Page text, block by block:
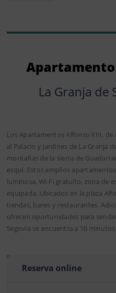
La Granja de
Los Apartamentos Alfonso XIII,
al Palacio y jardines de La Granja
montañas de la sierra de
esquí. Estos amplios
luminosa, Wi-Fi gratuito, zona de
equipada. Ubicados en la plaza
tiendas, bares y restaurantes.
ofrecen oportunidades para
Segovia se encuentra a 10
Reserva online